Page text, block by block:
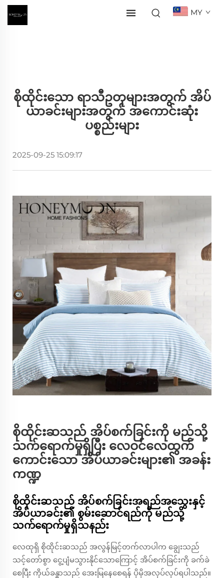
MY
စိုထိုင်းသော ရာသီဥတုများအတွက် အိပ်
ယာခင်းများအတွက် အကောင်းဆုံး
ပစ္စည်းများ
2025-09-25 15:09:17
စိုထိုင်းဆသည် အိပ်စက်ခြင်းကို မည်သို့
သက်ရောက်မှုရှိပြီး လေဝင်လေထွက်
ကောင်းသော အိပ်ယာခင်းများ၏ အခန်း
ကဏ္ဍ
စိုထိုင်းဆသည် အိပ်စက်ခြင်းအရည်အသွေးနှင့်
အိပ်ယာခင်း၏ စွမ်းဆောင်ရည်ကို မည်သို့
သက်ရောက်မှုရှိသနည်း
လေထုရှိ စိုထိုင်းဆသည် အလွန်မြင့်တက်လာပါက ချွေးသည်
သင့်တော်စွာ ငွေ့ပျံမသွားနိုင်သောကြောင့် အိပ်စက်ခြင်းကို ခက်ခဲ
စေပြီး ကိုယ်ခန္ဓာသည် အေးမြနေစေရန် ပိုမိုအလုပ်လုပ်ရပါသည်။